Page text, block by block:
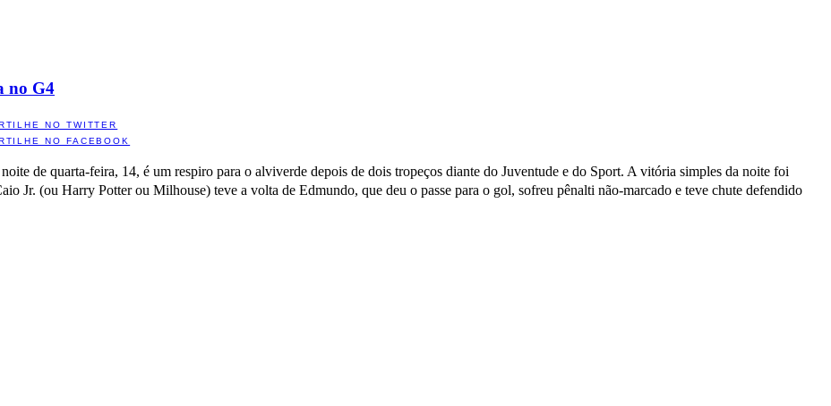
no G4
NO TWITTER
NO FACEBOOK
de quarta-feira, 14, é um respiro para o alviverde depois de dois tropeços diante do Juventude e do Sport. A vitória simples da noite foi
Jr. (ou Harry Potter ou Milhouse) teve a volta de Edmundo, que deu o passe para o gol, sofreu pênalti não-marcado e teve chute defendido